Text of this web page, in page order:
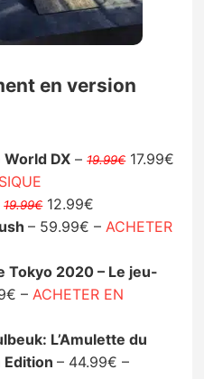
en version
DX –19.99€17.99€
19.99€12.99€
– 59.99€ –ACHETER
Tokyo 2020 – Le jeu-
–ACHETER EN
L’Amulette du
Edition– 44.99€ –